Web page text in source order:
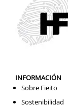
INFORMACIÓN
Sobre Fieito
Sostenibilidad